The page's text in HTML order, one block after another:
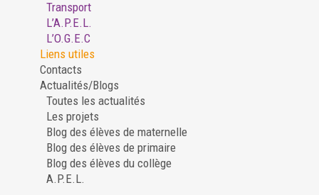
Transport
L’A.P.E.L.
L’O.G.E.C
Liens utiles
Contacts
Actualités/Blogs
Toutes les actualités
Les projets
Blog des élèves de maternelle
Blog des élèves de primaire
Blog des élèves du collège
A.P.E.L.